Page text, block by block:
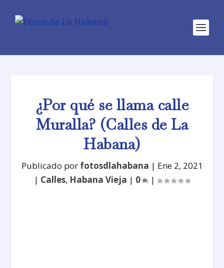
¿Por qué se llama calle
Muralla? (Calles de La
Habana)
Publicado por fotosdlahabana | Ene 2, 2021
| Calles, Habana Vieja | 0 |